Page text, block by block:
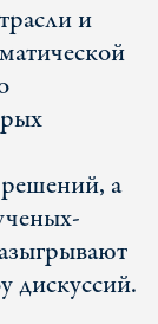
и
а
дискуссий.